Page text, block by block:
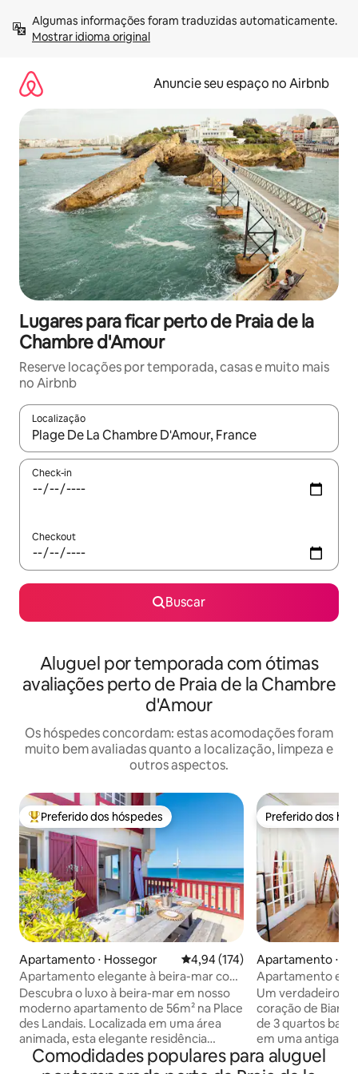
para
Mostrar idioma original
Anuncie seu espaço no Airbnb
Lugares para ficar perto de Praia de la
Chambre d'Amour
Reserve locações por temporada, casas e muito mais
no Airbnb
Localização
Quando os resultados estiverem disponíveis, explore-os
Check-in
Checkout
Buscar
Aluguel por temporada com ótimas
avaliações perto de Praia de la Chambre
d'Amour
Os hóspedes concordam: estas acomodações foram
muito bem avaliadas quanto a localização, limpeza e
outros aspectos.
Entre os melhores preferidos dos hóspedes
Preferido dos hóspedes
Apartamento ⋅ Hossegor 4,94 de uma avaliação média de
4,94 (174)
Apartamento elegante à beira-mar com
terraço com vista para o mar
Descubra o luxo à beira-mar em nosso
moderno apartamento de 56m² na Place
des Landais. Localizada em uma área
animada, esta elegante residência
oferece acesso direto à praia com um
terraço com vista para o mar. Durma
Preferido dos
Preferido dos
Apartamento ⋅
Apartamento
de Biarritz 🌊
Um verdadeiro
coração de
de 3 quartos
em uma antiga
cenário raro, na
beco sem saída
Comodidades populares para aluguel